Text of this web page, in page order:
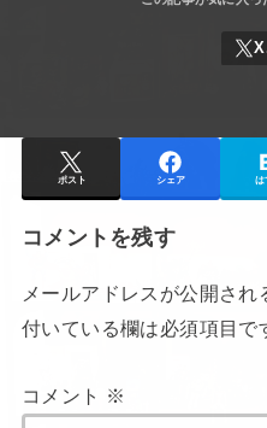
ポスト シェア は
コメントを残す
メールアドレスが公開され
付いている欄は必須項目で
コメント ※